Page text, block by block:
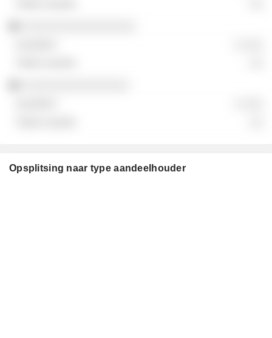
Opsplitsing naar type aandeelhouder